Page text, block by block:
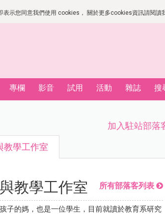
示您同意我們使用 cookies， 關於更多cookies資訊請閱讀
專欄 影音 試用 活動 雜誌 搜
加入駐站部落
教學工作室
教學工作室 所有部落客列表
子的媽，也是一位學生，目前就讀於教育系研究